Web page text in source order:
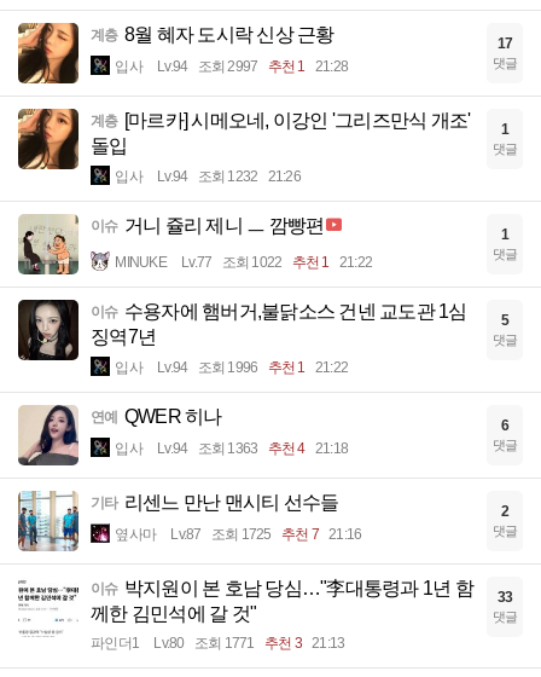
계층 8월 혜자 도시락 신상 근황
입사 Lv.94 조회 2997 추천 1 21:28
17
댓글
계층 [마르카] 시메오네, 이강인 '그리즈만식 개조'
돌입
입사 Lv.94 조회 1232 21:26
1
댓글
이슈 거니 쥴리 제니 ㅡ 깜빵편
MINUKE Lv.77 조회 1022 추천 1 21:22
1
댓글
이슈 수용자에 햄버거,불닭소스 건넨 교도관 1심
징역7년
입사 Lv.94 조회 1996 추천 1 21:22
5
댓글
연예 QWER 히나
입사 Lv.94 조회 1363 추천 4 21:18
6
댓글
기타 리센느 만난 맨시티 선수들
옆사마 Lv.87 조회 1725 추천 7 21:16
2
댓글
이슈 박지원이 본 호남 당심…"李대통령과 1년 함
께한 김민석에 갈 것"
파인더1 Lv.80 조회 1771 추천 3 21:13
33
댓글